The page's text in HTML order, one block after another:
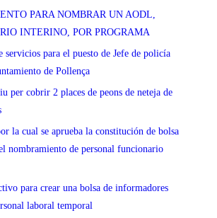
PARA NOMBRAR UN AODL,
INTERINO, POR PROGRAMA
servicios para el puesto de Jefe de policía
de Pollença
per cobrir 2 places de peons de neteja de
la cual se aprueba la constitución de bolsa
nombramiento de personal funcionario
para crear una bolsa de informadores
laboral temporal